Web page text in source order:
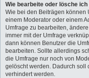
Wie bearbeite oder lösche
Wie bei den Beiträgen können
einem Moderator oder einem
Umfrage zu bearbeiten,
immer mit der Umfrage
dann können Benutzer die
bearbeiten. Sollte allerdings
die Umfrage nur noch von
gelöscht werden. Dadurch soll
verhindert werden.